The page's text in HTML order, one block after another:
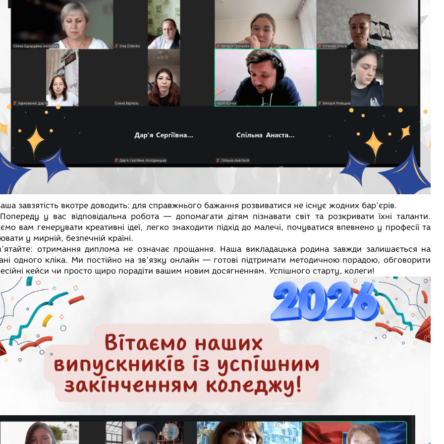
завзятість вкотре доводить: для справжнього бажання розвиватися не існує жодних бар’єрів.
у вас відповідальна робота — допомагати дітям пізнавати світ та розкривати їхні таланти.
вам генерувати креативні ідеї, легко знаходити підхід до малечі, почуватися впевнено у професії та
у мирній, безпечній країні.
отримання диплома не означає прощання. Наша викладацька родина завжди залишається на
одного кліка. Ми постійно на зв’язку онлайн — готові підтримати методичною порадою, обговорити
кейси чи просто щиро порадіти вашим новим досягненням. Успішного старту, колеги!